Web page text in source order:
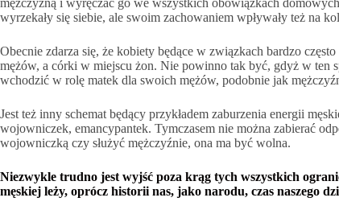
mężczyzną i wyręczać go we wszystkich obowiązkach
wyrzekały się siebie, ale swoim zachowaniem wpływały też na
Obecnie zdarza się, że kobiety będące w związkach bardzo
mężów, a córki w miejscu żon. Nie powinno tak być, gdyż w ten
wchodzić w rolę matek dla swoich mężów, podobnie jak
Jest też inny schemat będący przykładem zaburzenia energii
wojowniczek, emancypantek. Tymczasem nie można zabierać
wojowniczką czy służyć mężczyźnie, ona ma być wolna.
Niezwykle trudno jest wyjść poza krąg tych wszystkich
męskiej leży, oprócz historii nas, jako narodu, czas naszego